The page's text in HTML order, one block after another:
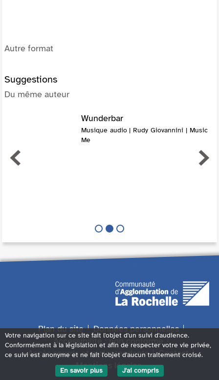
Autre format
Suggestions
Du même auteur
Wunderbar
Musique audio | Rudy Giovannini | Music
Me
Plan du site
Données personnelles
Accessibilité : non conforme
Accès sourds et malentendants
Contact
Mentions légales
Votre navigation sur ce site fait l'objet d'un suivi d'audience.
Conformément à la législation et afin de respecter votre vie privée,
ce suivi est anonyme et ne fait l'objet d'aucun traitement croisé.
En savoir plus
J'ai compris